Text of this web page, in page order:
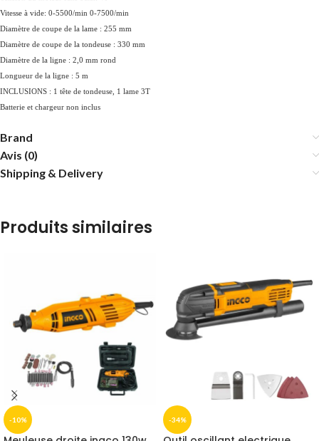
Vitesse à vide: 0-5500/min 0-7500/min
Diamètre de coupe de la lame : 255 mm
Diamètre de coupe de la tondeuse : 330 mm
Diamètre de la ligne : 2,0 mm rond
Longueur de la ligne : 5 m
INCLUSIONS : 1 tête de tondeuse, 1 lame 3T
Batterie et chargeur non inclus
Brand
Avis (0)
Shipping & Delivery
Produits similaires
-10% -34%